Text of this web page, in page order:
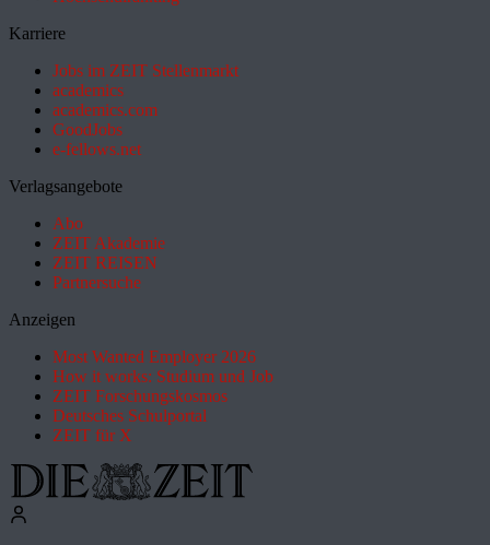
Karriere
Jobs im ZEIT Stellenmarkt
academics
academics.com
GoodJobs
e-fellows.net
Verlagsangebote
Abo
ZEIT Akademie
ZEIT REISEN
Partnersuche
Anzeigen
Most Wanted Employer 2026
How it works: Studium und Job
ZEIT Forschungskosmos
Deutsches Schulportal
ZEIT für X